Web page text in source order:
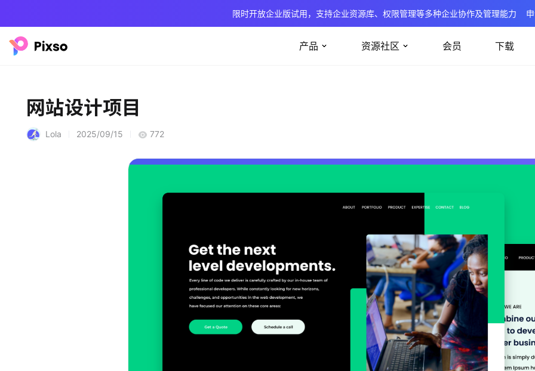
限时开放企业版试用，支持企业资源库、权限管理等多种企业协作及管理能力
产品 资源社区 会员 下载
网站设计项目
Lola 2025/09/15 772